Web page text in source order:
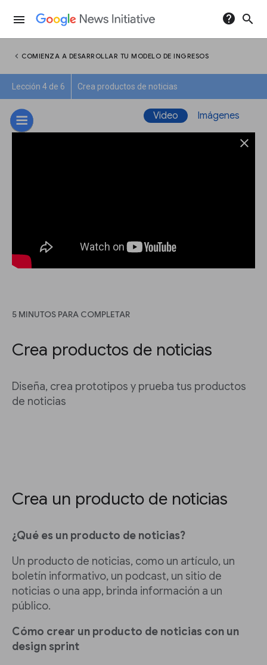
menu help search
chevron_left COMIENZA A DESARROLLAR TU MODELO DE INGRESOS
Lección 4 de 6 Crea productos de noticias
Video Imágenes
close
5 MINUTOS PARA COMPLETAR
Crea productos de noticias
Diseña, crea prototipos y prueba tus productos
de noticias
Crea un producto de noticias
¿Qué es un producto de noticias?
Un producto de noticias, como un artículo, un
boletín informativo, un podcast, un sitio de
noticias o una app, brinda información a un
público.
Cómo crear un producto de noticias con un
design sprint